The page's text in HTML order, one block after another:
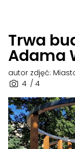
Trwa
Adama
4 / 4
autor zdjęć: